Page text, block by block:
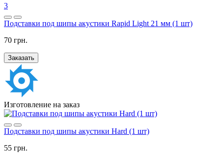
3
Подставки под шипы акустики Rapid Light 21 мм (1 шт)
70 грн.
Заказать
Изготовление на заказ
Подставки под шипы акустики Hard (1 шт)
55 грн.